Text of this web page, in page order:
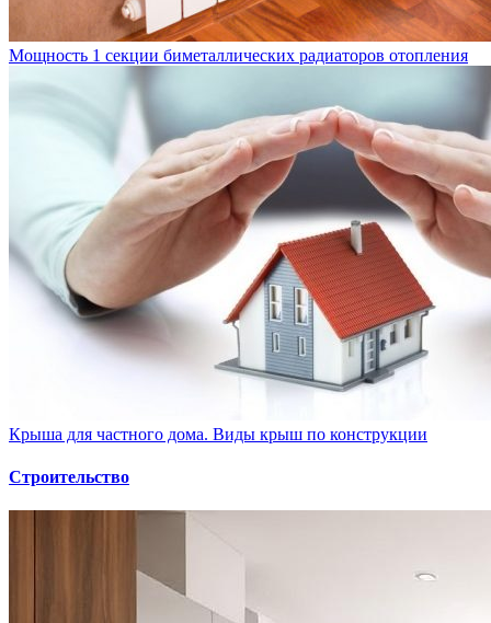
Мощность 1 секции биметаллических радиаторов отопления
Крыша для частного дома. Виды крыш по конструкции
Строительство